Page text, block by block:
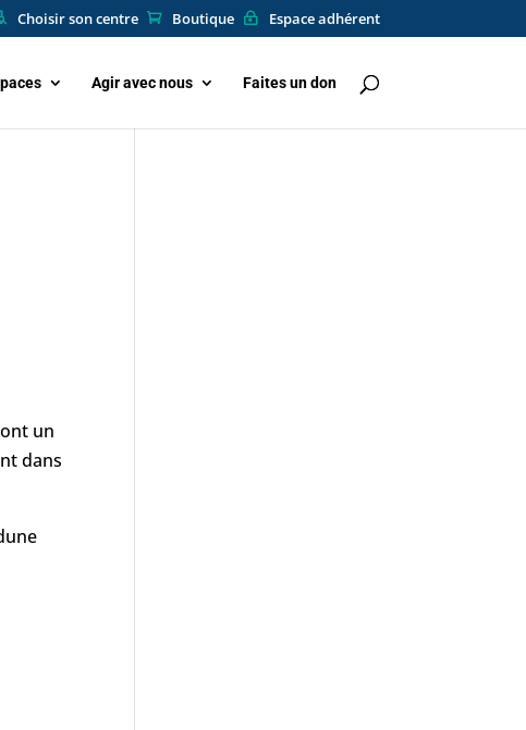
Choisir son centre Boutique Espace adhérent
Agir avec nous Faites un don
un
dans